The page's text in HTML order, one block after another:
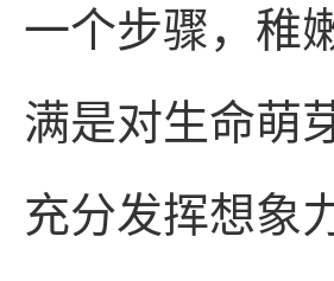
一个步骤，稚
满是对生命萌
充分发挥想象